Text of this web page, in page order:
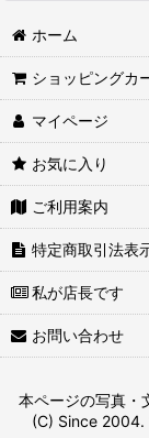
ホーム
ショッピングカ
マイページ
お気に入り
ご利用案内
特定商取引法表
私が店長です
お問い合わせ
本ページの写真・
(C) Since